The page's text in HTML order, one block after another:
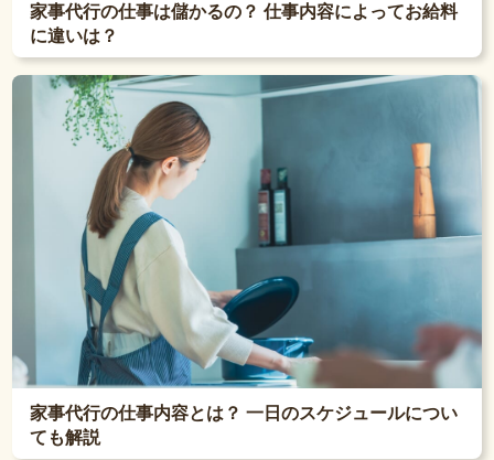
家事代行の仕事は儲かるの？ 仕事内容によってお給料
に違いは？
家事代行の仕事内容とは？ 一日のスケジュールについ
ても解説